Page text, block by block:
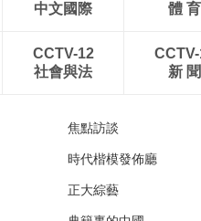
中文國際
體 育
CCTV-12
社會與法
新 聞
焦點訪談
時代楷模發佈廳
正大綜藝